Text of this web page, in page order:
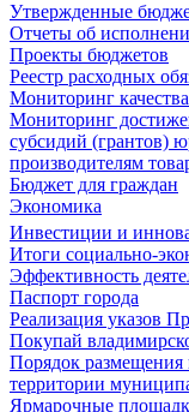
Утвержденные
Отчеты об
Проекты бюджетов
Реестр расходных
Мониторинг
Мониторинг
субсидий (грантов)
производителям
Бюджет для граждан
Экономика
Инвестиции и
Итоги социально-
Эффективность
Паспорт города
Реализация указов
Покупай
Порядок размещения
территории
Ярмарочные